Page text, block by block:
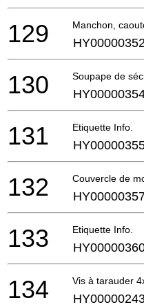
Manchon,
129
Soupape de
130
Etiquette Info.
131
Couvercle de
132
Etiquette Info.
133
Vis à tarauder
134